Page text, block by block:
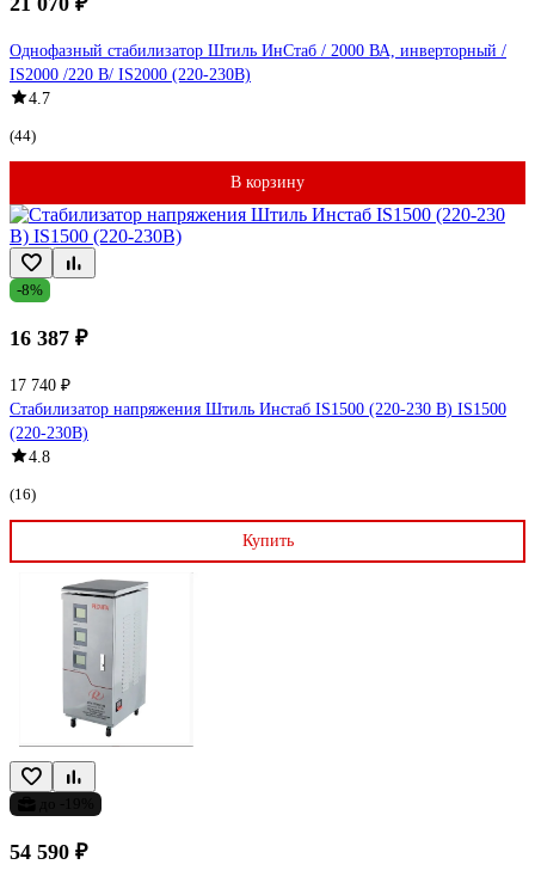
Однофазный стабилизатор Штиль ИнСтаб / 2000 ВА, инверторный /
IS2000 /220 В/ IS2000 (220-230В)
4.7
(44)
В корзину
-8%
16 387 ₽
17 740 ₽
Стабилизатор напряжения Штиль Инстаб IS1500 (220-230 В) IS1500
(220-230В)
4.8
(16)
Купить
54 590 ₽